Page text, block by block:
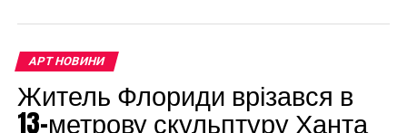
АРТ НОВИНИ
Житель Флориди врізався в
13-метрову скульптуру Ханта